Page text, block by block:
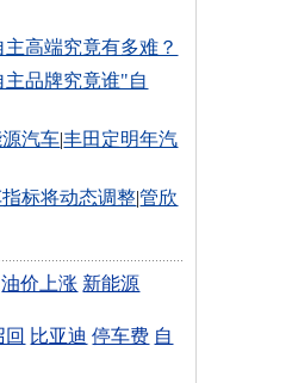
主高端究竟有多难？
主品牌究竟谁"自
汽车|丰田定明年汽
标将动态调整|管欣
油价上涨 新能源
回 比亚迪 停车费 自